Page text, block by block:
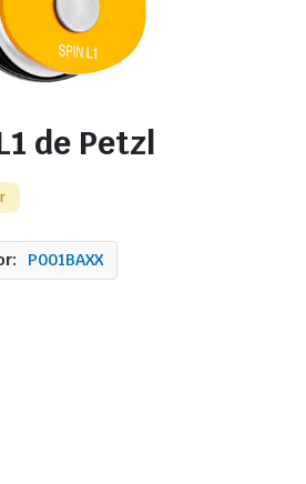
de Petzl
P001BAXX